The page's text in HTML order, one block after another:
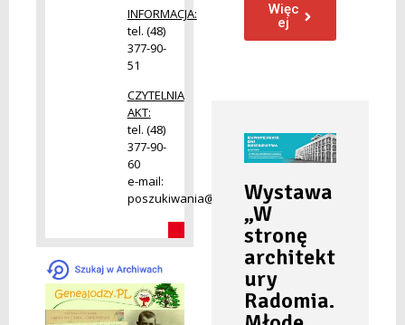
INFORMACJA:
tel. (48)
377-90-
51
CZYTELNIA
AKT:
tel. (48)
377-90-
60
e-mail:
poszukiwania@radom.archiwa.gov.pl
Więc
ej
Wystawa
„W
stronę
architekt
ury
Radomia.